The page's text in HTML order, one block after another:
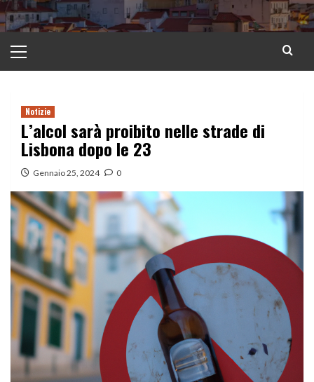
principale
Notizie
L’alcol sarà proibito nelle strade di
Lisbona dopo le 23
Gennaio 25, 2024 0